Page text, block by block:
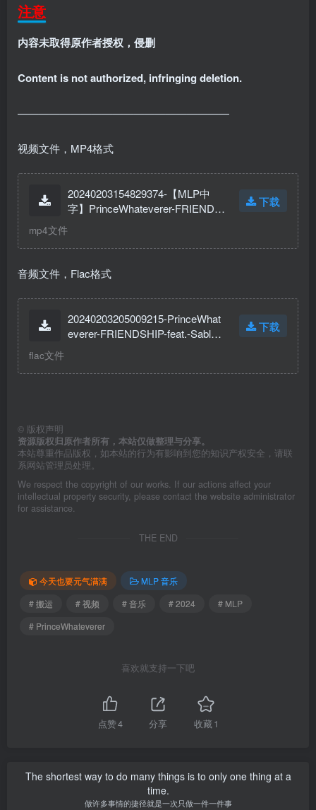
注意
内容未取得原作者授权，侵删
Content is not authorized, infringing deletion.
————————————————————
视频文件，MP4格式
20240203154829374-【MLP中
字】PrinceWhateverer-FRIENDS
下载
mp4文件
音频文件，Flac格式
20240203205009215-PrinceWhat
everer-FRIENDSHIP-feat.-Sable-
下载
flac文件
© 版权声明
资源版权归原作者所有，本站仅做整理与分享。
本站尊重作品版权，如本站的行为有影响到您的知识产权安全，请联
系网站管理员处理。
We respect the copyright of our works. If our actions affect your
intellectual property security, please contact the website administrator
for assistance.
THE END
今天也要元气满满
MLP 音乐
# 搬运
# 视频 # 音乐 # 2024
# MLP
# PrinceWhateverer
喜欢就支持一下吧
点赞4 分享 收藏1
The shortest way to do many things is to only one thing at a
time.
做许多事情的捷径就是一次只做一件一件事